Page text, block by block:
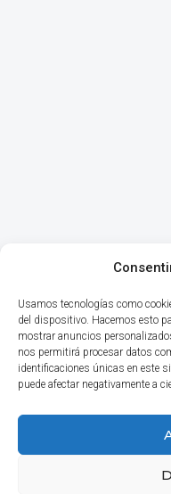
Usamos tecnologías como
del dispositivo. Hacemos esto
mostrar anuncios
nos permitirá procesar datos
identificaciones únicas en este
puede afectar negativamente a
©